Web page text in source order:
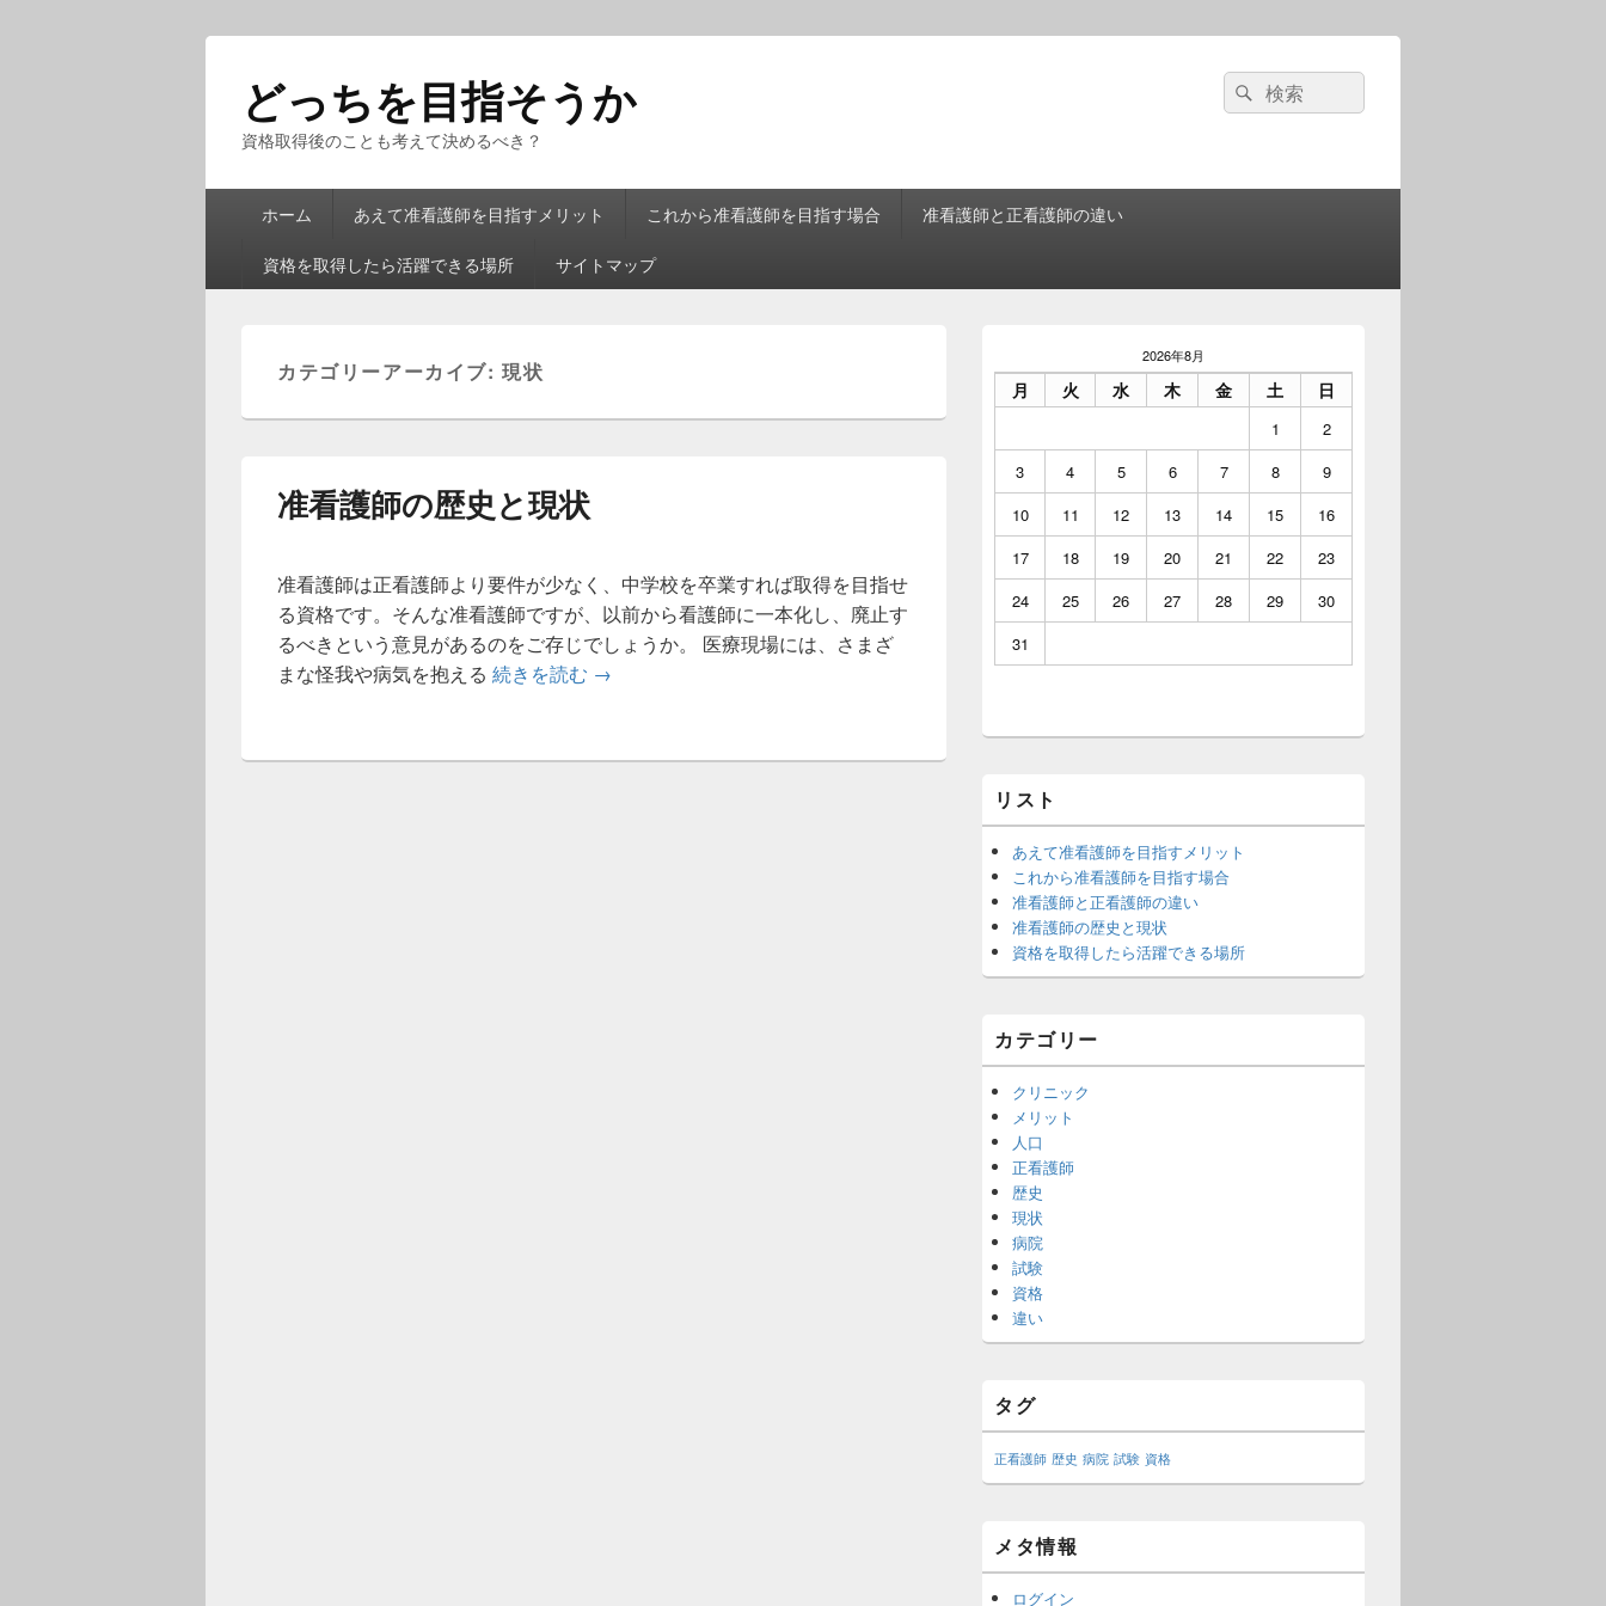
どっちを目指そうか
資格取得後のことも考えて決めるべき？
検
索:
検
索
ホーム あえて准看護師を目指すメリット これから准看護師を目指す場合 准看護師と正看護師の違い
資格を取得したら活躍できる場所 サイトマップ
カテゴリーアーカイブ:現状
准看護師の歴史と現状
准看護師は正看護師より要件が少なく、中学校を卒業すれば取得を目指せ
る資格です。そんな准看護師ですが、以前から看護師に一本化し、廃止す
るべきという意見があるのをご存じでしょうか。 医療現場には、さまざ
まな怪我や病気を抱える 続きを読む 准看護師の歴史と現状
→
ン
2026年8月
月 火 水 木 金 土 日
1
2
3
4 5 6 7 8
9
10
11 12 13 14 15
16
17
18 19 20 21 22
23
24
25 26 27 28 29
30
31
リスト
あえて准看護師を目指すメリット
これから准看護師を目指す場合
准看護師と正看護師の違い
准看護師の歴史と現状
資格を取得したら活躍できる場所
カテゴリー
クリニック
メリット
人口
正看護師
歴史
現状
病院
試験
資格
違い
タグ
正看護師 歴史 病院 試験 資格
メタ情報
ログイン